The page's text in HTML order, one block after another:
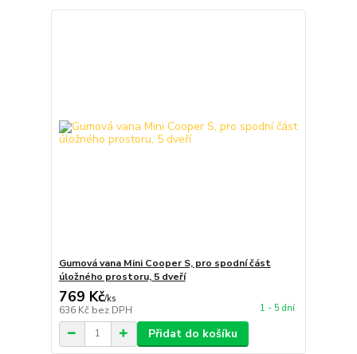
Gumová vana Mini Cooper S, pro spodní část
úložného prostoru, 5 dveří
769 Kč/ks
636 Kč bez DPH 1 - 5 dní
Přidat do košíku